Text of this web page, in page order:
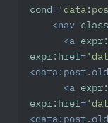
cond =
<nav class
<a
expr:href=
<
<a
expr:href=
<